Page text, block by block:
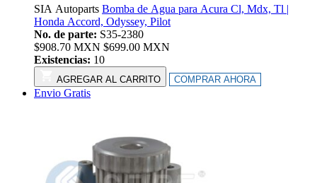
SIA Autoparts Bomba de Agua para Acura Cl, Mdx, Tl |
Honda Accord, Odyssey, Pilot
No. de parte: S35-2380
$908.70 MXN $699.00 MXN
Existencias: 10
AGREGAR AL CARRITO COMPRAR AHORA
Envio Gratis